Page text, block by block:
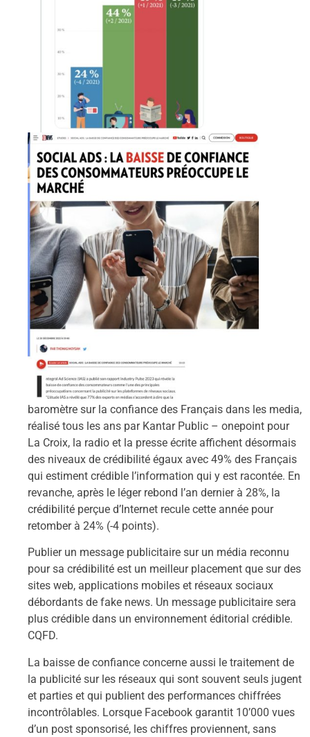
baromètre sur la confiance des Français dans les media,
réalisé tous les ans par Kantar Public – onepoint pour
La Croix, la radio et la presse écrite affichent désormais
des niveaux de crédibilité égaux avec 49% des Français
qui estiment crédible l’information qui y est racontée. En
revanche, après le léger rebond l’an dernier à 28%, la
crédibilité perçue d’Internet recule cette année pour
retomber à 24% (-4 points).
Publier un message publicitaire sur un média reconnu
pour sa crédibilité est un meilleur placement que sur des
sites web, applications mobiles et réseaux sociaux
débordants de fake news. Un message publicitaire sera
plus crédible dans un environnement éditorial crédible.
CQFD.
La baisse de confiance concerne aussi le traitement de
la publicité sur les réseaux qui sont souvent seuls jugent
et parties et qui publient des performances chiffrées
incontrôlables. Lorsque Facebook garantit 10’000 vues
d’un post sponsorisé, les chiffres proviennent, sans